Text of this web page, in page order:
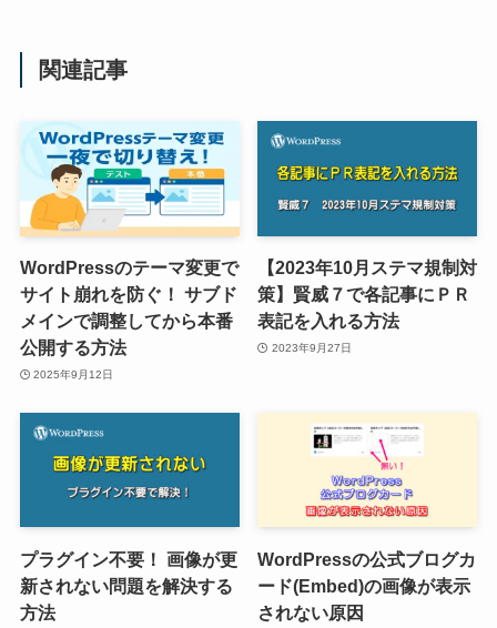
関連記事
WordPressのテーマ変更で
サイト崩れを防ぐ！ サブド
メインで調整してから本番
公開する方法
2025年9月12日
【2023年10月ステマ規制対
策】賢威７で各記事にＰＲ
表記を入れる方法
2023年9月27日
プラグイン不要！ 画像が更
新されない問題を解決する
方法
WordPressの公式ブログカ
ード(Embed)の画像が表示
されない原因